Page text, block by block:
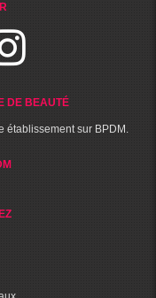
DE BEAUTÉ
établissement sur BPDM.